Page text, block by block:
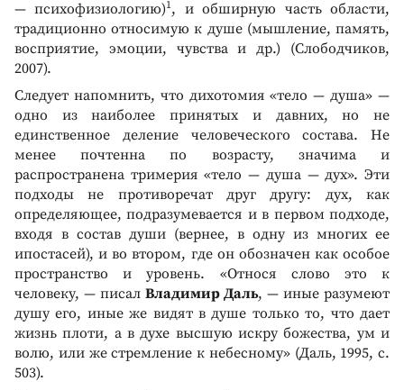
— психофизиологию)1, и обширную часть области,
традиционно относимую к душе (мышление, память,
восприятие, эмоции, чувства и др.) (Слободчиков,
2007).
Следует напомнить, что дихотомия «тело — душа» —
одно из наиболее принятых и давних, но не
единственное деление человеческого состава. Не
менее почтенна по возрасту, значима и
распространена тримерия «тело — душа — дух». Эти
подходы не противоречат друг другу: дух, как
определяющее, подразумевается и в первом подходе,
входя в состав души (вернее, в одну из многих ее
ипостасей), и во втором, где он обозначен как особое
пространство и уровень. «Относя слово это к
человеку, — писал Владимир Даль, — иные разумеют
душу его, иные же видят в душе только то, что дает
жизнь плоти, а в духе высшую искру божества, ум и
волю, или же стремление к небесному» (Даль, 1995, с.
503).